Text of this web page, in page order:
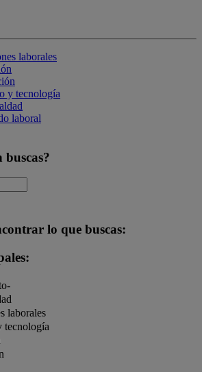
laborales
y tecnología
laboral
lo que buscas:
laborales
tecnología